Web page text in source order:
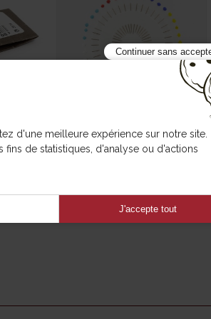
Epingle à piquer
Continuer sans
d'une meilleure expérience sur notre site.
fins de statistiques, d'analyse ou d'actions
J'accepte tout